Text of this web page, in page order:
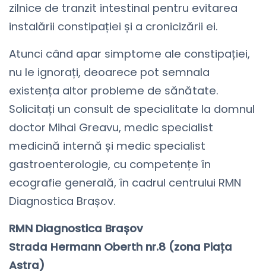
zilnice de tranzit intestinal pentru evitarea
instalării constipației și a cronicizării ei.
Atunci când apar simptome ale constipației,
nu le ignorați, deoarece pot semnala
existența altor probleme de sănătate.
Solicitați un consult de specialitate la domnul
doctor Mihai Greavu, medic specialist
medicină internă și medic specialist
gastroenterologie, cu competențe în
ecografie generală, în cadrul centrului RMN
Diagnostica Brașov.
RMN Diagnostica Brașov
Strada Hermann Oberth nr.8 (zona Piața
Astra)